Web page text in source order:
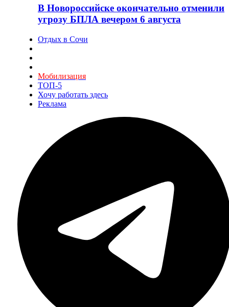
В Новороссийске окончательно отменили
угрозу БПЛА вечером 6 августа
Отдых в Сочи
Мобилизация
ТОП-5
Хочу работать здесь
Реклама